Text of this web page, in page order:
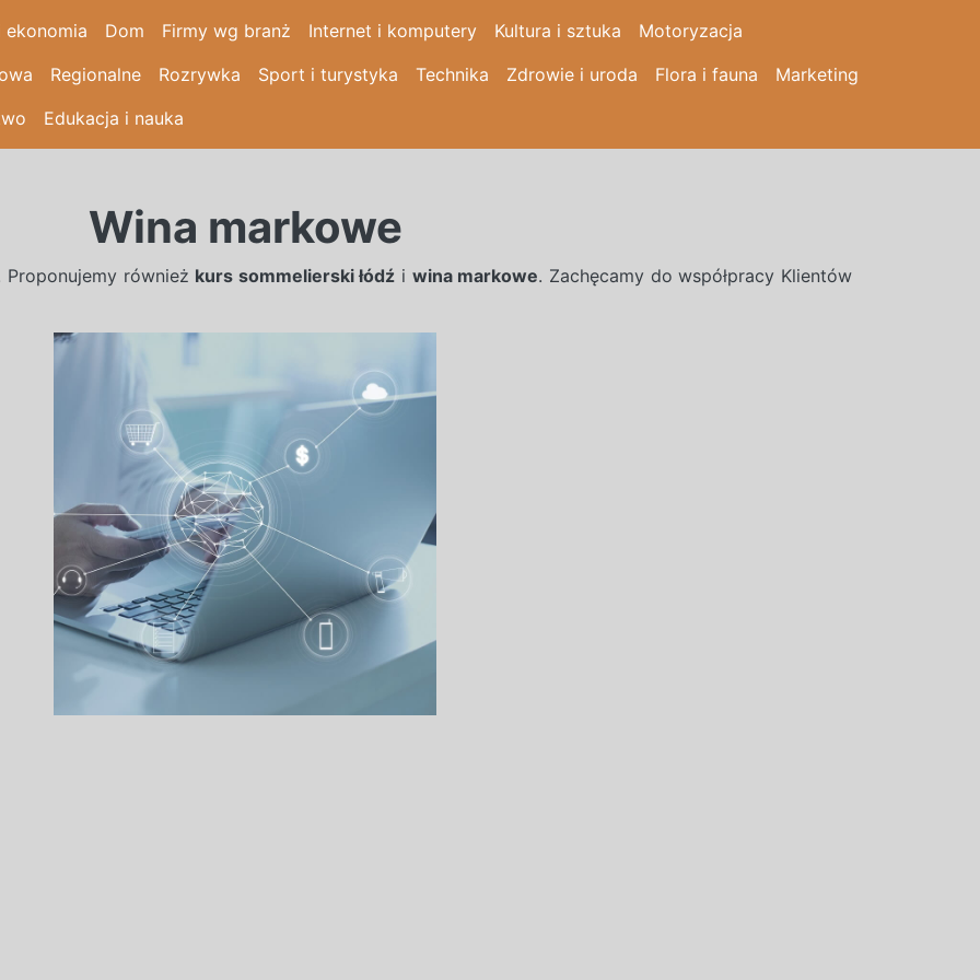
ekonomia Dom Firmy wg branż Internet i komputery Kultura i sztuka
Motoryzacja
Regionalne Rozrywka Sport i turystyka Technika Zdrowie i uroda Flora i fauna
Marketing
Edukacja i nauka
Wina markowe
Proponujemy również kurs sommelierski łódź i wina markowe. Zachęcamy do współpracy Klientów